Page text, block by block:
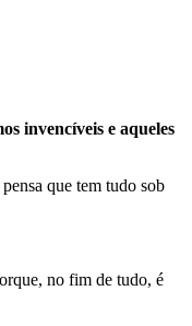
invencíveis e aqueles
que tem tudo sob
no fim de tudo, é